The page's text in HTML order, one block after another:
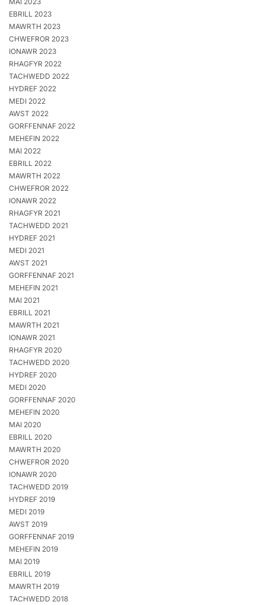
EBRILL 2023
MAWRTH 2023
CHWEFROR 2023
IONAWR 2023
RHAGFYR 2022
TACHWEDD 2022
HYDREF 2022
MEDI 2022
AWST 2022
GORFFENNAF 2022
MEHEFIN 2022
MAI 2022
EBRILL 2022
MAWRTH 2022
CHWEFROR 2022
IONAWR 2022
RHAGFYR 2021
TACHWEDD 2021
HYDREF 2021
MEDI 2021
AWST 2021
GORFFENNAF 2021
MEHEFIN 2021
MAI 2021
EBRILL 2021
MAWRTH 2021
IONAWR 2021
RHAGFYR 2020
TACHWEDD 2020
HYDREF 2020
MEDI 2020
GORFFENNAF 2020
MEHEFIN 2020
MAI 2020
EBRILL 2020
MAWRTH 2020
CHWEFROR 2020
IONAWR 2020
TACHWEDD 2019
HYDREF 2019
MEDI 2019
AWST 2019
GORFFENNAF 2019
MEHEFIN 2019
MAI 2019
EBRILL 2019
MAWRTH 2019
TACHWEDD 2018